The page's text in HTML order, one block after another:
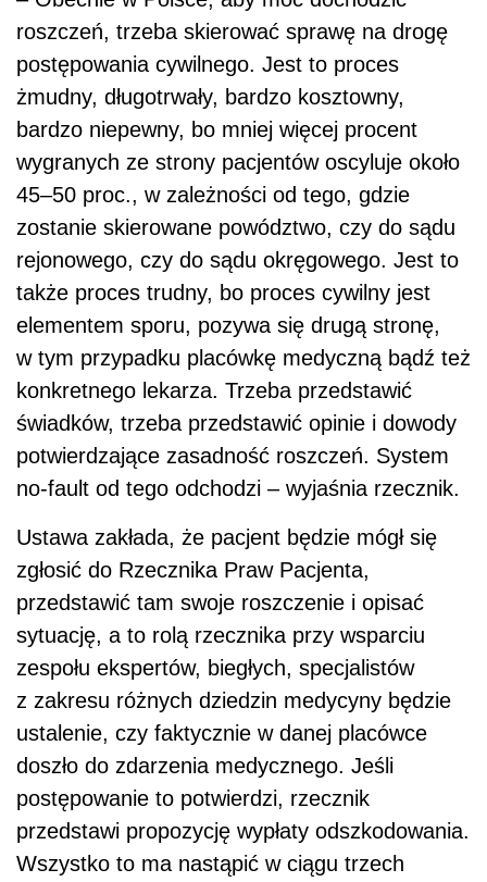
roszczeń, trzeba skierować sprawę na drogę
postępowania cywilnego. Jest to proces
żmudny, długotrwały, bardzo kosztowny,
bardzo niepewny, bo mniej więcej procent
wygranych ze strony pacjentów oscyluje około
45–50 proc., w zależności od tego, gdzie
zostanie skierowane powództwo, czy do sądu
rejonowego, czy do sądu okręgowego. Jest to
także proces trudny, bo proces cywilny jest
elementem sporu, pozywa się drugą stronę,
w tym przypadku placówkę medyczną bądź też
konkretnego lekarza. Trzeba przedstawić
świadków, trzeba przedstawić opinie i dowody
potwierdzające zasadność roszczeń. System
no-fault od tego odchodzi – wyjaśnia rzecznik.
Ustawa zakłada, że pacjent będzie mógł się
zgłosić do Rzecznika Praw Pacjenta,
przedstawić tam swoje roszczenie i opisać
sytuację, a to rolą rzecznika przy wsparciu
zespołu ekspertów, biegłych, specjalistów
z zakresu różnych dziedzin medycyny będzie
ustalenie, czy faktycznie w danej placówce
doszło do zdarzenia medycznego. Jeśli
postępowanie to potwierdzi, rzecznik
przedstawi propozycję wypłaty odszkodowania.
Wszystko to ma nastąpić w ciągu trzech